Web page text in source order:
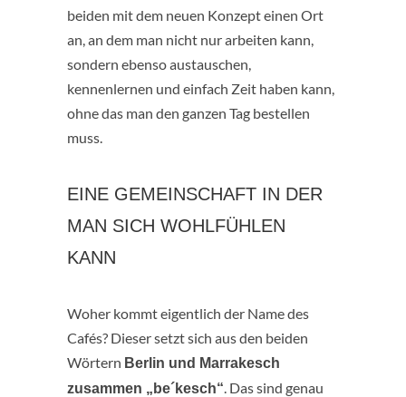
beiden mit dem neuen Konzept einen Ort
an, an dem man nicht nur arbeiten kann,
sondern ebenso austauschen,
kennenlernen und einfach Zeit haben kann,
ohne das man den ganzen Tag bestellen
muss.
EINE GEMEINSCHAFT IN DER
MAN SICH WOHLFÜHLEN
KANN
Woher kommt eigentlich der Name des
Cafés? Dieser setzt sich aus den beiden
Wörtern Berlin und Marrakesch
zusammen „be´kesch“ . Das sind genau